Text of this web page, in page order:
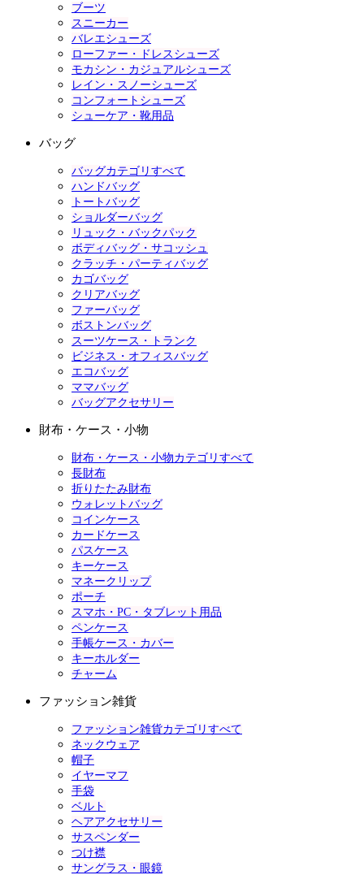
ブーツ
スニーカー
バレエシューズ
ローファー・ドレスシューズ
モカシン・カジュアルシューズ
レイン・スノーシューズ
コンフォートシューズ
シューケア・靴用品
バッグ
バッグカテゴリすべて
ハンドバッグ
トートバッグ
ショルダーバッグ
リュック・バックパック
ボディバッグ・サコッシュ
クラッチ・パーティバッグ
カゴバッグ
クリアバッグ
ファーバッグ
ボストンバッグ
スーツケース・トランク
ビジネス・オフィスバッグ
エコバッグ
ママバッグ
バッグアクセサリー
財布・ケース・小物
財布・ケース・小物カテゴリすべて
長財布
折りたたみ財布
ウォレットバッグ
コインケース
カードケース
パスケース
キーケース
マネークリップ
ポーチ
スマホ・PC・タブレット用品
ペンケース
手帳ケース・カバー
キーホルダー
チャーム
ファッション雑貨
ファッション雑貨カテゴリすべて
ネックウェア
帽子
イヤーマフ
手袋
ベルト
ヘアアクセサリー
サスペンダー
つけ襟
サングラス・眼鏡